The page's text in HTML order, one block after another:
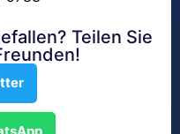
Teilen Sie